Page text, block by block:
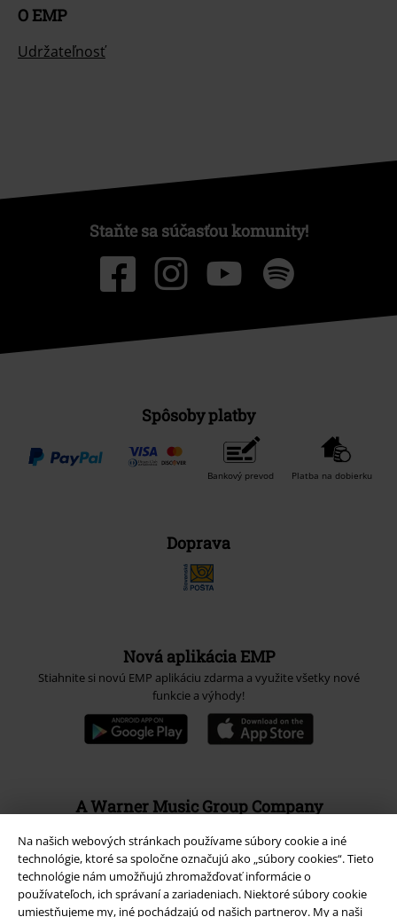
Na našich webových stránkach používame súbory cookie a iné
technológie, ktoré sa spoločne označujú ako „súbory cookies“. Tieto
technológie nám umožňujú zhromažďovať informácie o
používateľoch, ich správaní a zariadeniach. Niektoré súbory cookie
umiestňujeme my, iné pochádzajú od našich partnerov. My a naši
O EMP
Udržateľnosť
Staňte sa súčasťou komunity!
Spôsoby platby
Bankový prevod Platba na dobierku
Doprava
Nová aplikácia EMP
Stiahnite si novú EMP aplikáciu zdarma a využite všetky nové
funkcie a výhody!
A Warner Music Group Company